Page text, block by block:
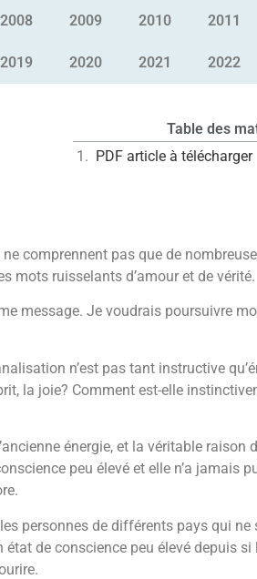
2008 2009 2010 2011
2019 2020 2021 2022
Table des
PDF article à télécharger
comprennent pas que de
mots ruisselants d’amour et de vérité.
message. Je voudrais poursuivre
n’est pas tant instructive
la joie? Comment est-elle
énergie, et la véritable raison
peu élevé et elle n’a jamais
personnes de différents pays qui ne
de conscience peu élevé depuis